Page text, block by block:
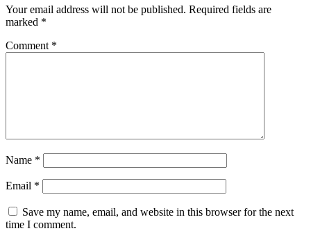
Your email address will not be published. Required fields are
marked *
Comment *
Name *
Email *
Save my name, email, and website in this browser for the next
time I comment.